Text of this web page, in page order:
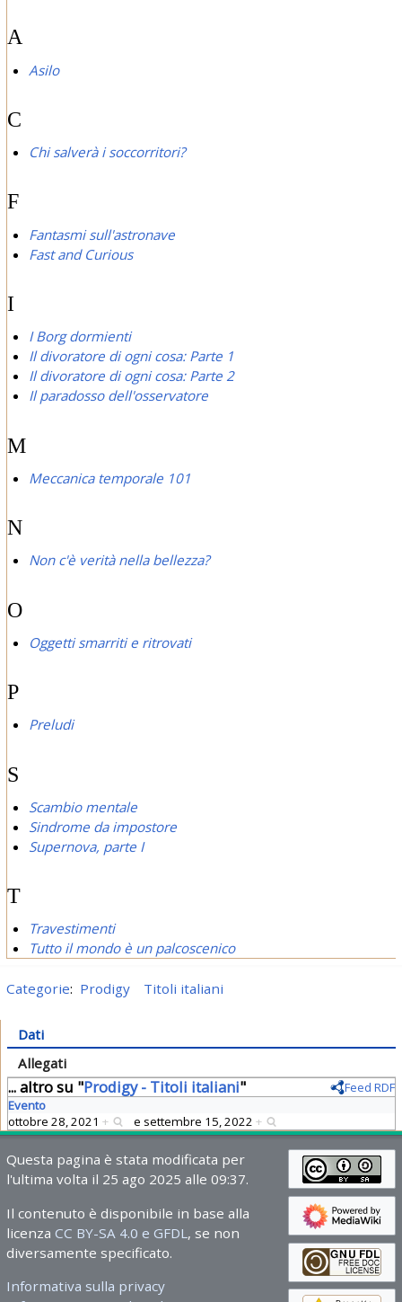
A
Asilo
C
Chi salverà i soccorritori?
F
Fantasmi sull'astronave
Fast and Curious
I
I Borg dormienti
Il divoratore di ogni cosa: Parte 1
Il divoratore di ogni cosa: Parte 2
Il paradosso dell'osservatore
M
Meccanica temporale 101
N
Non c'è verità nella bellezza?
O
Oggetti smarriti e ritrovati
P
Preludi
S
Scambio mentale
Sindrome da impostore
Supernova, parte I
T
Travestimenti
Tutto il mondo è un palcoscenico
Categorie: Prodigy Titoli italiani
Dati
Allegati
... altro su "Prodigy - Titoli italiani"
Feed RDF
Evento
ottobre 28, 2021 + e settembre 15, 2022 +
Questa pagina è stata modificata per
l'ultima volta il 25 ago 2025 alle 09:37.
Il contenuto è disponibile in base alla
licenza CC BY-SA 4.0 e GFDL , se non
diversamente specificato.
Informativa sulla privacy